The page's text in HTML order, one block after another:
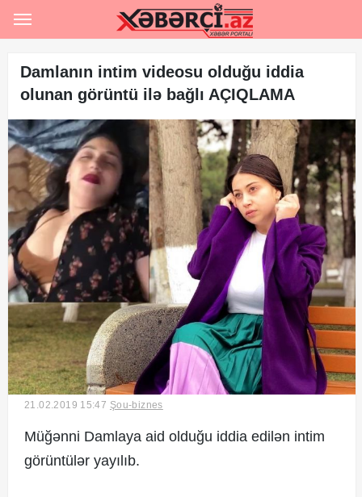
Rəsmi
Hərbi
Hadisə
Siyasət
Sosial
İqtisadiyyat
Şou-biznes
İdman
Maraqlı
© 2017. Xəbərçi.az
Created by Netservice.az
Damlanın intim videosu olduğu iddia
olunan görüntü ilə bağlı AÇIQLAMA
21.02.2019 15:47 Şou-biznes
Müğənni Damlaya aid olduğu iddia edilən intim
görüntülər yayılıb.